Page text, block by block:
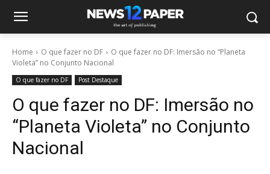
Home O que fazer no DF
O que fazer no DF: Imersão no “Planeta
Violeta” no Conjunto Nacional
O que fazer no DF Post Destaque
O que fazer no DF: Imersão no
“Planeta Violeta” no Conjunto
Nacional